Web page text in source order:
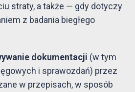
straty, a także — gdy dotyczy
z badania biegłego
dokumentacji (w tym
i sprawozdań) przez
w przepisach, w sposób